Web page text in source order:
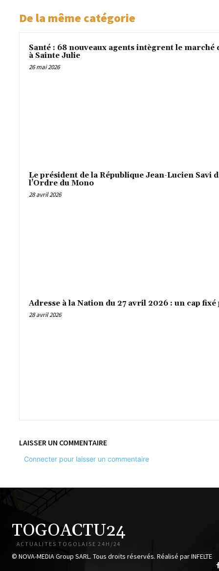
De la même catégorie
Santé : 68 nouveaux agents intègrent le
à Sainte Julie
26 mai 2026
Le président de la République Jean-Lucien Savi
l’Ordre du Mono
28 avril 2026
Adresse à la Nation du 27 avril 2026 : un cap
28 avril 2026
LAISSER UN COMMENTAIRE
Connecter pour laisser un commentaire
TOGOACTU24
ACTUALITES TOGOLAISE 24H/24
© NOVA-MEDIA Group SARL. Tous droits réservés. Réalisé par INFELTE